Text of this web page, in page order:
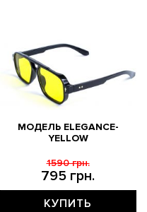
МОДЕЛЬ ELEGANCE-
YELLOW
795 грн.
1590 грн.
КУПИТЬ